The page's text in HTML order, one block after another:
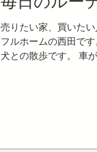
売りたい家、買いた
フルホームの西田で
犬との散歩です。 車